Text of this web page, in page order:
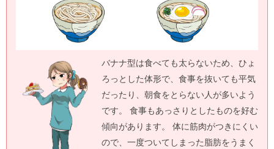
バナナ型は食べても太らないため、ひょ
ろっとした体形で、食事を抜いても平気
だったり、朝食をとらない人が多いよう
です。 食事もあっさりとしたものを好む
傾向があります。 体に筋肉がつきにくい
ので、一度ついてしまった脂肪をうまく